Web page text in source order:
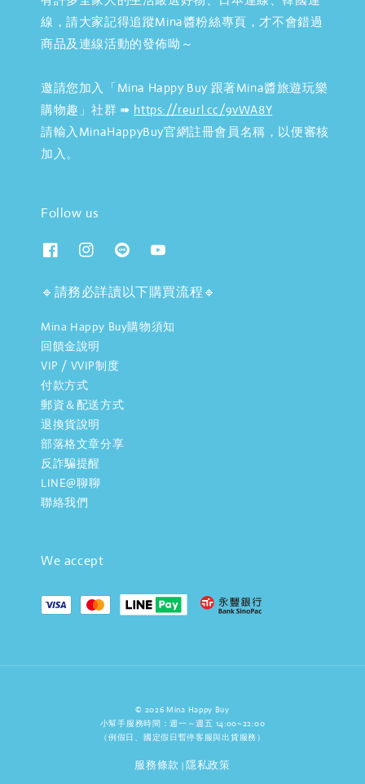
線，請大家記得追蹤Mina醬粉絲專頁，才不會錯過
商品及連線活動的發佈呦～
邀請您加入「Mina Happy Buy 跟著Mina醬旅遊玩樂
購物趣」社群 ➠ https://reurl.cc/9vWA8Y
請輸入MinaHappyBuy官網註冊會員名稱，以便審核
加入。
Follow us
🔹請務必詳讀以下購買流程🔹
Mina Happy Buy購物須知
回饋金說明
VIP / VVIP制度
付款方式
郵資＆配送方式
退換貨說明
部落格文章分享
反詐騙提醒
LINE@聊聊
聯絡我們
We accept
© 2026 Mina Happy Buy
小幫手服務時間：週一～週五 14:00~22:00
（例假日、國定假日暫停客服與出貨服務）
服務條款 | 隱私政策